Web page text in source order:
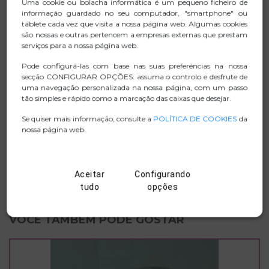
Possui um sistema de proteção inteligente contra
sobrecarga e curtos-circuitos.
FICHA TECNICA
VOCÊ TAMBÉM PODE GOSTAR
Uma cookie ou bolacha informática é um pequeno ficheiro de
informação guardado no seu computador, "smartphone" ou
táblete cada vez que visita a nossa página web. Algumas cookies
são nossas e outras pertencem a empresas externas que prestam
serviços para a nossa página web.
Pode configurá-las com base nas suas preferências na nossa
secção CONFIGURAR OPÇÕES: assuma o controlo e desfrute de
uma navegação personalizada na nossa página, com um passo
tão simples e rápido como a marcação das caixas que desejar.
Se quiser mais informação, consulte a POLÍTICA DE COOKIESda
nossa página web.
Aceitar
tudo
Configurando
opções